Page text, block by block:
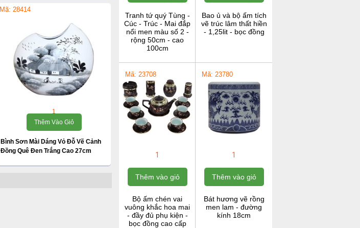
Mã: 28414
1
Thêm Vào Giỏ
Bình Sơn Mài Dáng Vỏ Đỗ Vẽ Cảnh
Đồng Quê Đen Trắng Cao 27cm
Tranh tứ quý Tùng -
Cúc - Trúc - Mai đắp
nổi men màu số 2 -
rộng 50cm - cao
100cm
Bao ủ và bộ ấm tích
vẽ trúc lâm thất hiền
- 1,25lit - bọc đồng
Mã: 23708
1
Thêm vào giỏ
Bộ ấm chén vai
vuông khắc hoa mai
- đầy đủ phụ kiện -
bọc đồng cao cấp
Mã: 23780
1
Thêm vào giỏ
Bát hương vẽ rồng
men lam - đường
kính 18cm